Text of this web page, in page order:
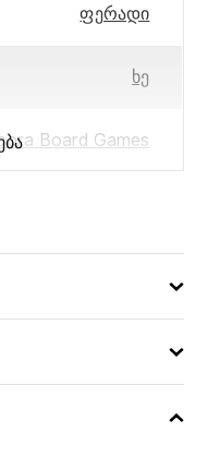
ფერადი
ხე
Board Games